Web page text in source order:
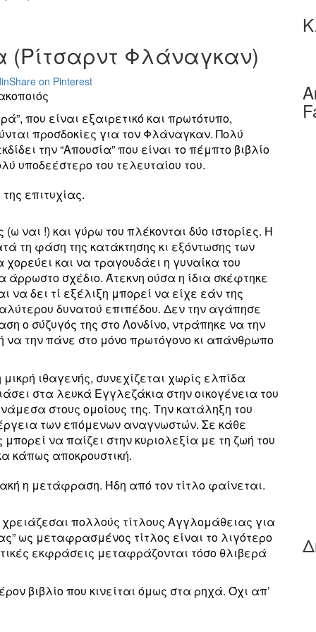
(Ρίτσαρντ Φλάναγκαν)
Share on Pinterest
που είναι εξαιρετικό και πρωτότυπο,
προσδοκίες για τον Φλάναγκαν. Πολύ
την “Απουσία” που είναι το πέμπτο βιβλίο
υποδεέστερο του τελευταίου του.
επιτυχίας.
ναι !) και γύρω του πλέκονται δύο ιστορίες. Η
τη φάση της κατάκτησης κι εξόντωσης των
και να τραγουδάει η γυναίκα του
άρρωστο σχέδιο. Άτεκνη ούσα η ίδια σκέφτηκε
να δει τί εξέλιξη μπορεί να είχε εάν της
δυνατού επιπέδου. Δεν την αγάπησε
ο σύζυγός της στο Λονδίνο, ντράπηκε να την
την πάνε στο μόνο πρωτόγονο κι απάνθρωπο
ιθαγενής, συνεχίζεται χωρίς ελπίδα
στα λευκά Εγγλεζάκια στην οικογένεια του
στους ομοίους της. Την κατάληξη του
των επόμενων αναγνωστών. Σε κάθε
να παίζει στην κυριολεξία με τη ζωή του
κάπως αποκρουστική.
η μετάφραση. Ήδη από τον τίτλο φαίνεται.
χρειάζεσαι πολλούς τίτλους Αγγλομάθειας για
ως μεταφρασμένος τίτλος είναι το λιγότερο
εκφράσεις μεταφράζονται τόσο θλιβερά
βιβλίο που κινείται όμως στα ρηχά. Όχι απ’